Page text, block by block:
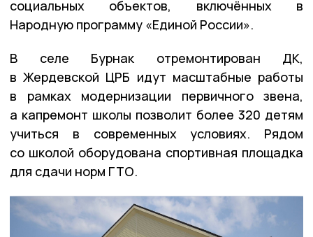
социальных объектов, включённых в
Народную программу «Единой России».
В селе Бурнак отремонтирован ДК,
в Жердевской ЦРБ идут масштабные работы
в рамках модернизации первичного звена,
а капремонт школы позволит более 320 детям
учиться в современных условиях. Рядом
со школой оборудована спортивная площадка
для сдачи норм ГТО.